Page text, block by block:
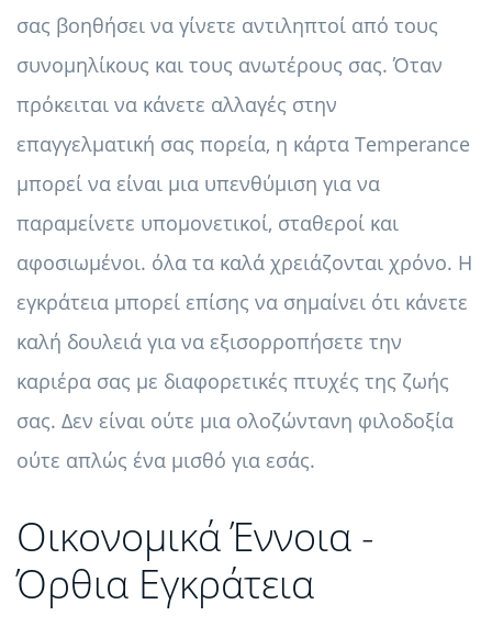
σας βοηθήσει να γίνετε αντιληπτοί από τους
συνομηλίκους και τους ανωτέρους σας. Όταν
πρόκειται να κάνετε αλλαγές στην
επαγγελματική σας πορεία, η κάρτα Temperance
μπορεί να είναι μια υπενθύμιση για να
παραμείνετε υπομονετικοί, σταθεροί και
αφοσιωμένοι. όλα τα καλά χρειάζονται χρόνο. Η
εγκράτεια μπορεί επίσης να σημαίνει ότι κάνετε
καλή δουλειά για να εξισορροπήσετε την
καριέρα σας με διαφορετικές πτυχές της ζωής
σας. Δεν είναι ούτε μια ολοζώντανη φιλοδοξία
ούτε απλώς ένα μισθό για εσάς.
Οικονομικά Έννοια -
Όρθια Εγκράτεια